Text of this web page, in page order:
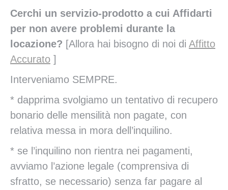
Cerchi un servizio-prodotto a cui Affidarti
per non avere problemi durante la
locazione? [Allora hai bisogno di noi di Affitto
Accurato ]
Interveniamo SEMPRE.
* dapprima svolgiamo un tentativo di recupero
bonario delle mensilità non pagate, con
relativa messa in mora dell’inquilino.
* se l’inquilino non rientra nei pagamenti,
avviamo l’azione legale (comprensiva di
sfratto, se necessario) senza far pagare al